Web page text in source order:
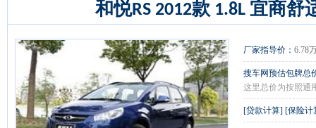
和悦RS 2012款 1.8L 宜商舒
厂家指导价： 6.78
搜车网预估包牌总
这里总价为按照通
[贷款计算] [保险计